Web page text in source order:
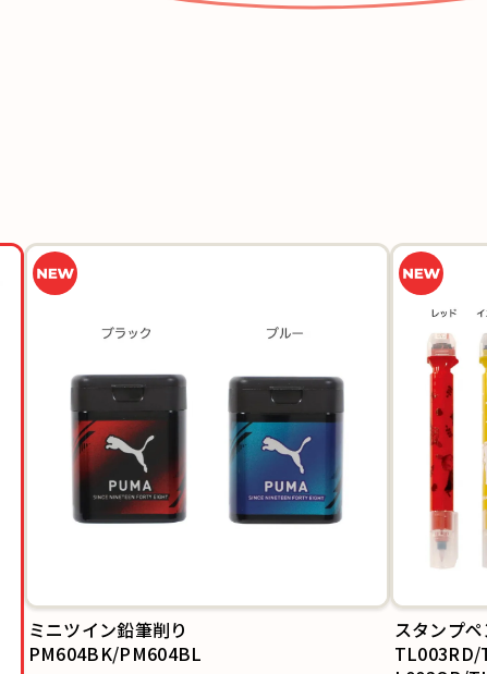
スタンプペン(ムーミン)
TL003RD/TL003YE/TL003BL/TL003GR/T